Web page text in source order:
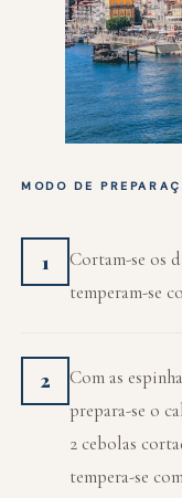
MODO DE
1
Cortam-se os
temperam-se
2
Com as
prepara-se o
2 cebolas
tempera-se